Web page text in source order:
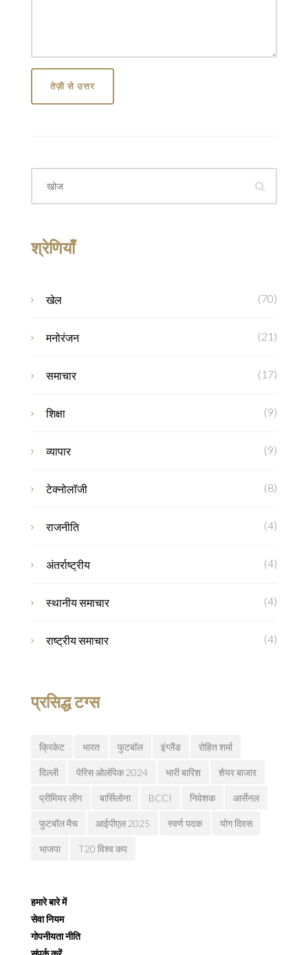
तेज़ी से उत्तर
श्रेणियाँ
खेल (70)
मनोरंजन (21)
समाचार (17)
शिक्षा (9)
व्यापार (9)
टेक्नोलॉजी (8)
राजनीति (4)
अंतर्राष्ट्रीय (4)
स्थानीय समाचार (4)
राष्ट्रीय समाचार (4)
प्रसिद्ध टग्स
क्रिकेट भारत फुटबॉल इंग्लैंड रोहित शर्मा
दिल्ली पेरिस ओलंपिक 2024 भारी बारिश शेयर बाजार
प्रीमियर लीग बार्सिलोना BCCI निवेशक आर्सेनल
फुटबॉल मैच आईपीएल 2025 स्वर्ण पदक योग दिवस
भाजपा T20 विश्व कप
हमारे बारे में
सेवा नियम
गोपनीयता नीति